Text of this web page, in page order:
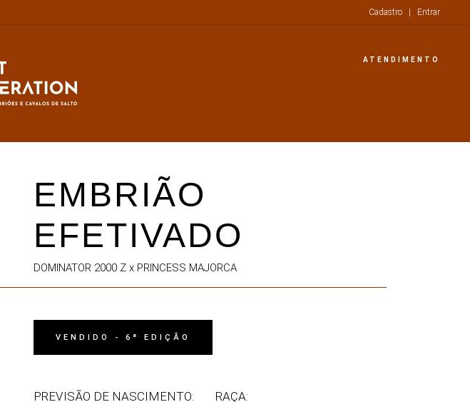
Cadastro | Entrar
ATENDIMENTO
EMBRIÃO
EFETIVADO
DOMINATOR 2000 Z x PRINCESS MAJORCA
VENDIDO - 6ª EDIÇÃO
PREVISÃO DE NASCIMENTO:
RAÇA: